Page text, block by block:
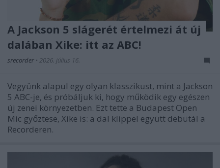
A Jackson 5 slágerét értelmezi át új
dalában Xike: itt az ABC!
srecorder • 2026. július 16.
Vegyünk alapul egy olyan klasszikust, mint a Jackson
5 ABC-je, és próbáljuk ki, hogy működik egy egészen
új zenei környezetben. Ezt tette a Budapest Open
Mic győztese, Xike is: a dal klippel együtt debütál a
Recorderen.